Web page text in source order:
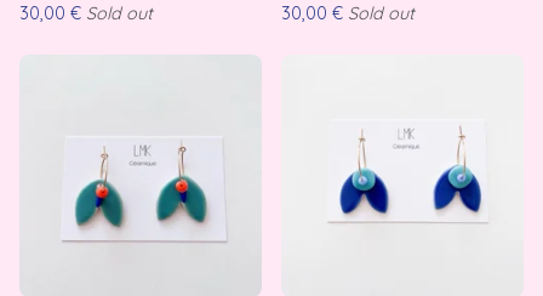
30,00 € Sold out 30,00 € Sold out